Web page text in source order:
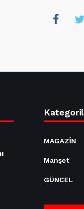
MAGAZİN
Manşet
GÜNCEL